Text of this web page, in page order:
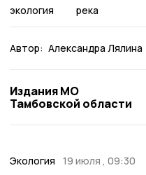
экология река
Автор: Александра Лялина
Издания МО
Тамбовской области
Экология 19 июля , 09:30